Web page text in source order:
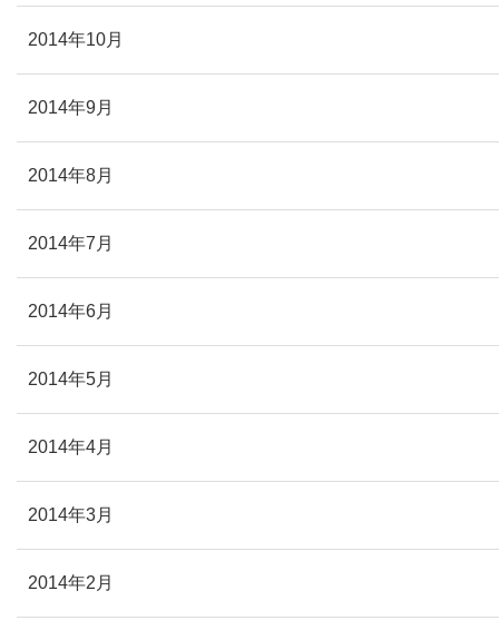
2014年10月
2014年9月
2014年8月
2014年7月
2014年6月
2014年5月
2014年4月
2014年3月
2014年2月